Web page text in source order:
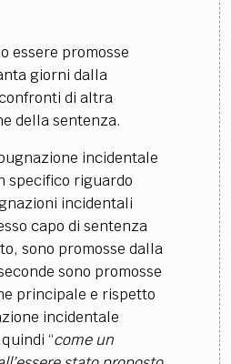
essere promosse
giorni dalla
di altra
della sentenza.
incidentale
specifico riguardo
incidentali
capo di sentenza
sono promosse dalla
sono promosse
principale e rispetto
incidentale
“come un